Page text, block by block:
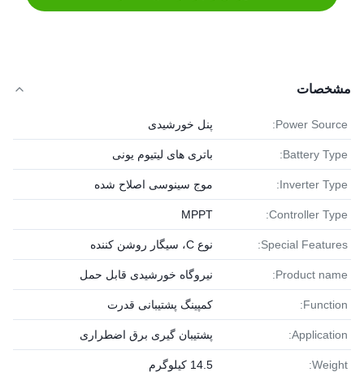
مشخصات
Power Source: پنل خورشیدی
Battery Type: باتری های لیتیوم یونی
Inverter Type: موج سینوسی اصلاح شده
Controller Type:
MPPT
Special Features: نوع C، سیگار روشن کننده
Product name: نیروگاه خورشیدی قابل حمل
Function: کمپینگ پشتیبانی قدرت
Application: پشتیبان گیری برق اضطراری
Weight: 14.5 کیلوگرم